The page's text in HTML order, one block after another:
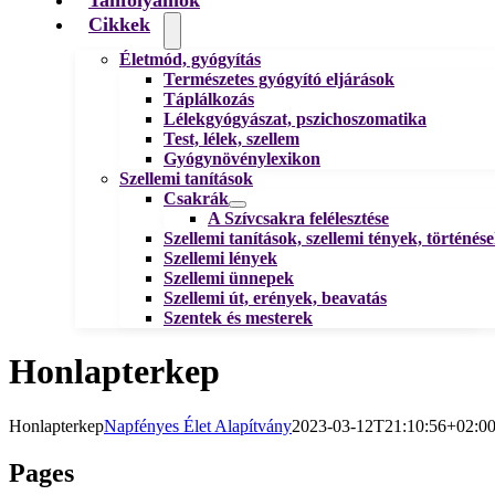
Cikkek
Életmód, gyógyítás
Természetes gyógyító eljárások
Táplálkozás
Lélekgyógyászat, pszichoszomatika
Test, lélek, szellem
Gyógynövénylexikon
Szellemi tanítások
Csakrák
A Szívcsakra felélesztése
Szellemi tanítások, szellemi tények,
Szellemi lények
Szellemi ünnepek
Szellemi út, erények, beavatás
Szentek és mesterek
Honlapterkep
HonlapterkepNapfényes Élet Alapítvány2023-03-12T21:10:56+02:00
Pages